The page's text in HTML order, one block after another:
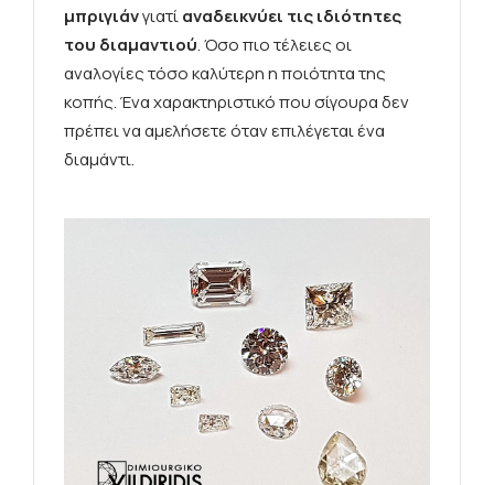
μπριγιάνγιατίαναδεικνύει τις ιδιότητες
του διαμαντιού. Όσο πιο τέλειες οι
αναλογίες τόσο καλύτερη η ποιότητα της
κοπής. Ένα χαρακτηριστικό που σίγουρα δεν
πρέπει να αμελήσετε όταν επιλέγεται ένα
διαμάντι.